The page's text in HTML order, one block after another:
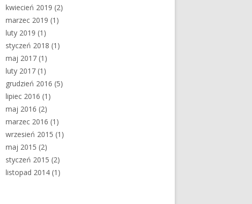
kwiecień 2019 (2)
marzec 2019 (1)
luty 2019 (1)
styczeń 2018 (1)
maj 2017 (1)
luty 2017 (1)
grudzień 2016 (5)
lipiec 2016 (1)
maj 2016 (2)
marzec 2016 (1)
wrzesień 2015 (1)
maj 2015 (2)
styczeń 2015 (2)
listopad 2014 (1)